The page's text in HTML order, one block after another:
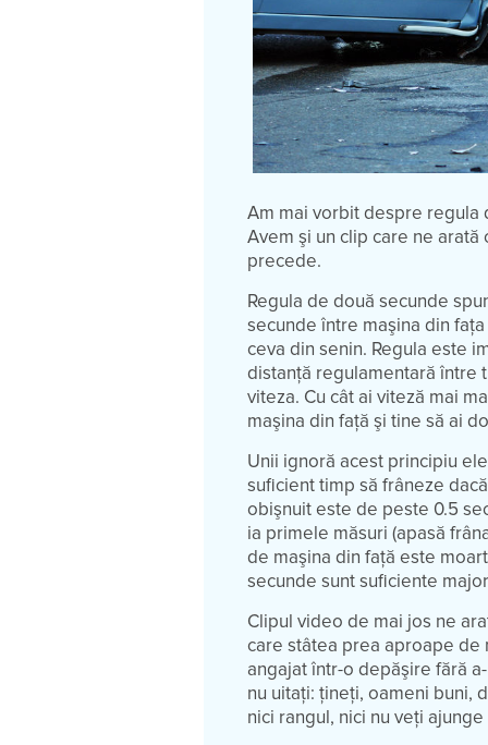
Am mai vorbit despre regula
Avem şi un clip care ne
precede.
Regula de două secunde
secunde între maşina din
ceva din senin. Regula este
distanţă regulamentară între
viteza. Cu cât ai viteză mai
maşina din faţă şi tine să ai
Unii ignoră acest principiu
suficient timp să frâneze
obişnuit este de peste 0.5
ia primele măsuri (apasă
de maşina din faţă este
secunde sunt suficiente
Clipul video de mai jos ne
care stâtea prea aproape de
angajat într-o depăşire fără
nu uitaţi: ţineţi, oameni buni,
nici rangul, nici nu veţi